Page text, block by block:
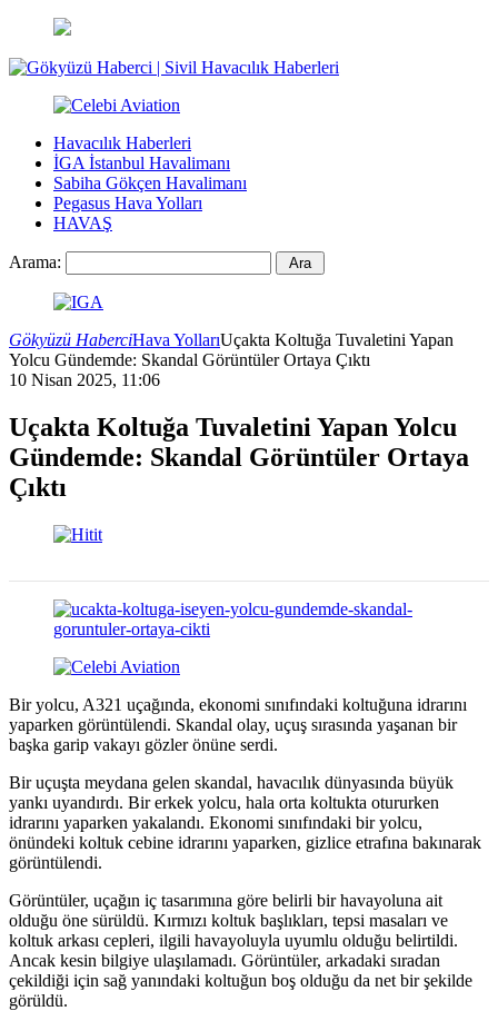
Havacılık Haberleri
İGA İstanbul Havalimanı
Sabiha Gökçen Havalimanı
Pegasus Hava Yolları
HAVAŞ
Arama:
Gökyüzü HaberciHava YollarıUçakta Koltuğa Tuvaletini Yapan
Yolcu Gündemde: Skandal Görüntüler Ortaya Çıktı
10 Nisan 2025, 11:06
Uçakta Koltuğa Tuvaletini Yapan Yolcu
Gündemde: Skandal Görüntüler Ortaya
Çıktı
Bir yolcu, A321 uçağında, ekonomi sınıfındaki koltuğuna idrarını
yaparken görüntülendi. Skandal olay, uçuş sırasında yaşanan bir
başka garip vakayı gözler önüne serdi.
Bir uçuşta meydana gelen skandal, havacılık dünyasında büyük
yankı uyandırdı. Bir erkek yolcu, hala orta koltukta otururken
idrarını yaparken yakalandı. Ekonomi sınıfındaki bir yolcu,
önündeki koltuk cebine idrarını yaparken, gizlice etrafına bakınarak
görüntülendi.
Görüntüler, uçağın iç tasarımına göre belirli bir havayoluna ait
olduğu öne sürüldü. Kırmızı koltuk başlıkları, tepsi masaları ve
koltuk arkası cepleri, ilgili havayoluyla uyumlu olduğu belirtildi.
Ancak kesin bilgiye ulaşılamadı. Görüntüler, arkadaki sıradan
çekildiği için sağ yanındaki koltuğun boş olduğu da net bir şekilde
görüldü.